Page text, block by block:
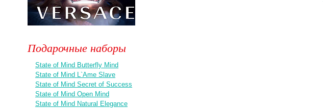
Подарочные наборы
State of Mind Butterfly Mind
State of Mind L`Ame Slave
State of Mind Secret of Success
State of Mind Open Mind
State of Mind Natural Elegance